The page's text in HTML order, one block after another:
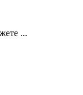
...